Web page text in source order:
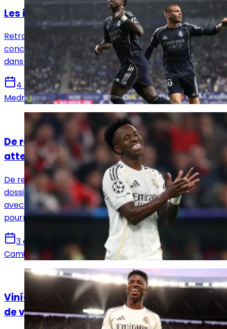
Les infos mercato Real Madrid du 4 août !
Retrouvez toutes les informations du 4 août
concernant le mercato du Real Madrid, que ce soit
dans le sens des départs ou des arrivées.
4 août 2026
Medric Bouzermane
Actualités
De retour à l'entraînement, Vinicius Jr
attend l'épilogue dans son dossier
De retour à Valdebebas, Vinicius Jr. retrouve aussi un
dossier brûlant : celui de sa prolongation. Désaccord
avec le Real Madrid et intérêt d'Arsenal, son avenir
pourrait se jouer dès ce lundi.
3 août 2026
Camille Santos
Actualités
Vinícius Júnior face au Real Madrid : l'heure
de vérité a sonné !